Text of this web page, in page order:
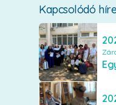
Kapcsolódó